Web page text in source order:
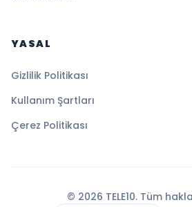
YASAL
Gizlilik Politikası
Kullanım Şartları
Çerez Politikası
© 2026 TELE10. Tüm